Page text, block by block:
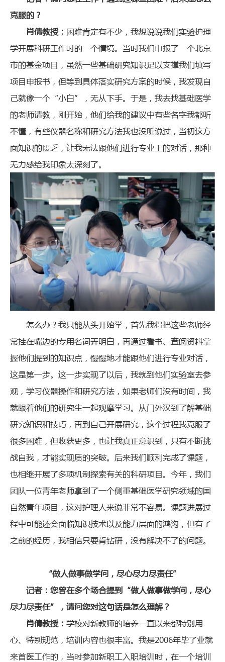
克服的？
肖倩教授： 困难肯定有不少，我想说说我们实验护理
学开展科研工作时的一个情境。当时我们申报了一个北京
市的基金项目，虽然一些基础研究知识足以支撑我们填写
项目申报书，但等到具体落实研究方案的时候，我发现自
己就像一个“小白”，无从下手。于是，我去找基础医学
的老师请教，刚开始，他们给我的建议中有些名字我都听
不懂，有些仪器名称和研究方法我也没听说过，当初这方
面知识的匮乏，让我无法跟他们进行专业上的对话，那种
无力感给我印象太深刻了。
怎么办？我只能从头开始学，首先我得把这些老师经
常挂在嘴边的专用名词弄明白，再通过看书、查阅资料掌
握他们提到的知识点，慢慢地才能跟他们进行专业对话，
这是第一步。这一步实现了以后，我就到他们实验室去参
观，学习仪器操作和研究方法，如果老师们没有时间，我
就跟着他们的研究生一起观摩学习。从门外汉到了解基础
研究知识和技巧，再到自己开展研究，这个过程我克服了
很多困难，但收获更多，也让我真正意识到，只有不断挑
战自我，才能实现质的突破。后来我们顺利完成了课题，
也相继开展了多项机制探索有关的科研项目。今年，我们
团队一位青年老师拿到了一个侧重基础医学研究领域的国
自然青年项目，这对护理人来说非常不容易。课题进展过
程中可能还会面临知识技术以及能力层面的鸿沟，但有了
之前的经历，我相信只要肯钻研，没有解决不了的问题。
“做人做事做学问，尽心尽力尽责任”
记者：您曾在多个场合提到“做人做事做学问，尽心
尽力尽责任”，请问您对这句话是怎么理解？
肖倩教授： 学校对新教师的培养一直以来都特别用
心、特别规范，培训内容也很丰富。我是2006年毕了业就
来首医工作的，当时参加新职工入职培训时，在一个培训